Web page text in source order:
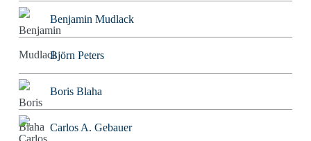
Benjamin Mudlack
Björn Peters
Boris Blaha
Carlos A. Gebauer